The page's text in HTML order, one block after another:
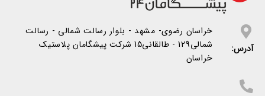
آدرس:
خراسان رضوی- مشهد - بلوار رسالت شمالی - رسالت
شمالی129 - طالقانی15 شرکت پیشگامان پلاستیک
خراسان